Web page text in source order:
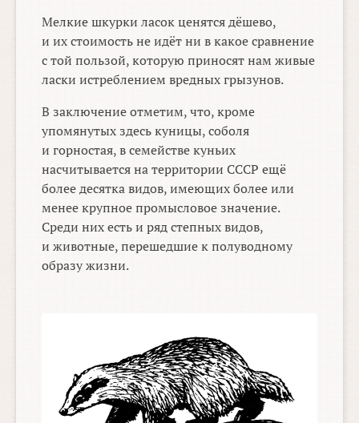
Мелкие шкурки ласок ценятся дёшево,
и их стоимость не идёт ни в какое сравнение
с той пользой, которую приносят нам живые
ласки истреблением вредных грызунов.
В заключение отметим, что, кроме
упомянутых здесь куницы, соболя
и горностая, в семействе куньих
насчитывается на территории СССР ещё
более десятка видов, имеющих более или
менее крупное промысловое значение.
Среди них есть и ряд степных видов,
и животные, перешедшие к полуводному
образу жизни.